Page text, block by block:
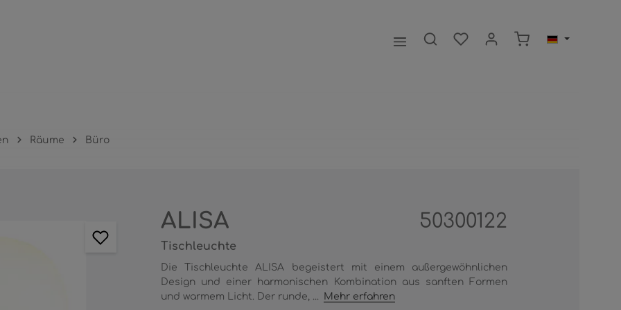
Räume Büro
ALISA 50300122
Tischleuchte
Die Tischleuchte ALISA begeistert mit einem außergewöhnlichen
Design und einer harmonischen Kombination aus sanften Formen
und warmem Licht. Der runde, ...
Mehr erfahren